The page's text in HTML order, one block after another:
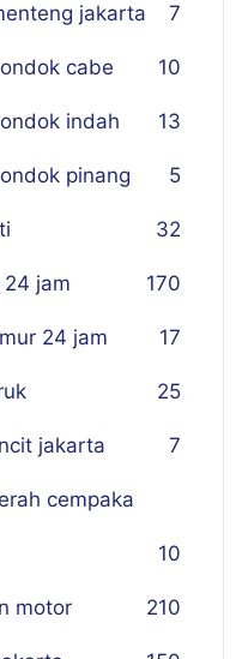
jakarta 7
cabe 10
indah 13
pinang 5
32
jam 170
24 jam 17
25
jakarta 7
cempaka
10
motor 210